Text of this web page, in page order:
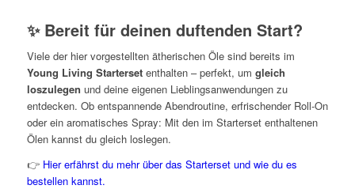
✨ Bereit für deinen duftenden Start?
Viele der hier vorgestellten ätherischen Öle sind bereits im
Young Living Startersetenthalten – perfekt, um gleich
loszulegen und deine eigenen Lieblingsanwendungen zu
entdecken. Ob entspannende Abendroutine, erfrischender Roll-On
oder ein aromatisches Spray: Mit den im Starterset enthaltenen
Ölen kannst du gleich loslegen.
👉 Hier erfährst du mehr über das Starterset und wie du es
bestellen kannst.